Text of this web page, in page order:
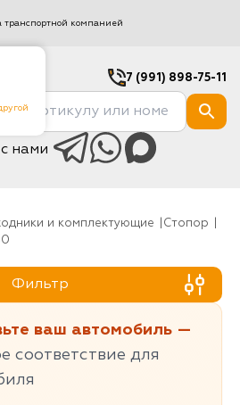
транспортной компанией
7 (991) 898-75-11
нами
и комплектующие
Стопор
Фильтр
ваш автомобиль —
соответствие для